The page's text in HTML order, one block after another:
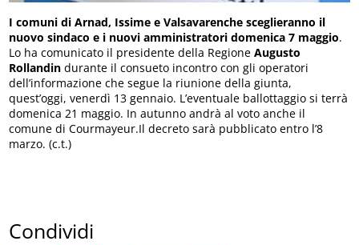
I comuni di Arnad, Issime e Valsavarenche sceglieranno il
nuovo sindaco e i nuovi amministratori domenica 7 maggio.
Lo ha comunicato il presidente della RegioneAugusto
Rollandin durante il consueto incontro con gli operatori
dell’informazione che segue la riunione della giunta,
quest’oggi, venerdì 13 gennaio. L’eventuale ballottaggio si terrà
domenica 21 maggio. In autunno andrà al voto anche il
comune di Courmayeur.Il decreto sarà pubblicato entro l’8
marzo. (c.t.)
Condividi